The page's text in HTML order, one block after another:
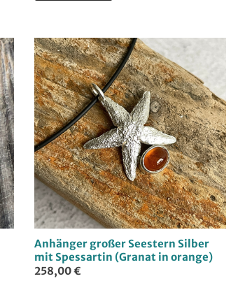
Anhänger großer Seestern Silber
mit Spessartin (Granat in orange)
258,00 €